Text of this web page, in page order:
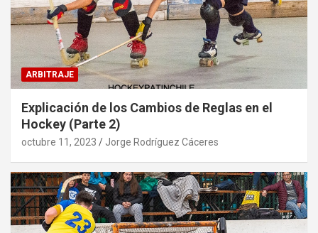
ARBITRAJE
Explicación de los Cambios de Reglas en el
Hockey (Parte 2)
octubre 11, 2023 Jorge Rodríguez Cáceres